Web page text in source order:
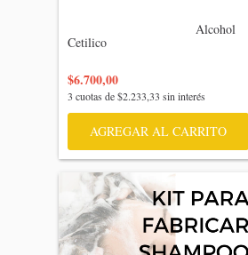
Cetilico
$6.700,00
3 cuotas de$2.233,33 sin interés
AGREGAR AL CARRITO